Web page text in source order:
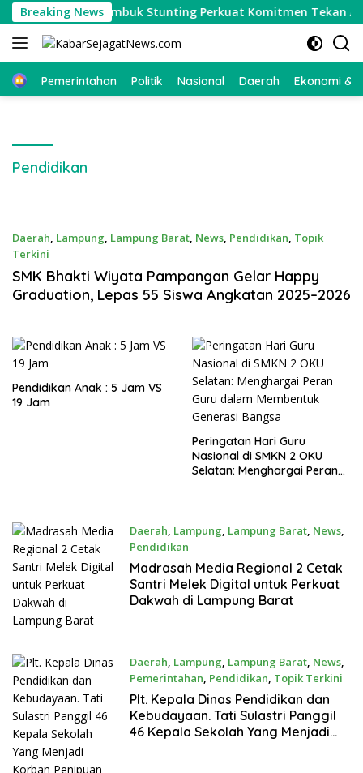
Langsung
ke
konten
Breaking News
Gelar Rembuk Stunting Perkuat Komitmen Tekan
Beranda
Pemerintahan Politik Nasional Daerah Ekonomi &
Pendidikan
Daerah, Lampung, Lampung Barat, News, Pendidikan, Topik
Terkini
April 9, 2026
SMK Bhakti Wiyata Pampangan Gelar Happy
Graduation, Lepas 55 Siswa Angkatan 2025–2026
Pendidikan Anak : 5 Jam VS
19 Jam
Peringatan Hari Guru
Nasional di SMKN 2 OKU
Selatan: Menghargai Peran
Daerah, Lampung, Lampung Barat, News,
Pendidikan
November 18, 2025
Madrasah Media Regional 2 Cetak
Santri Melek Digital untuk Perkuat
Dakwah di Lampung Barat
Daerah, Lampung, Lampung Barat, News,
Pemerintahan, Pendidikan, Topik Terkini
November 13, 2025
Plt. Kepala Dinas Pendidikan dan
Kebudayaan. Tati Sulastri Panggil
46 Kepala Sekolah Yang Menjadi